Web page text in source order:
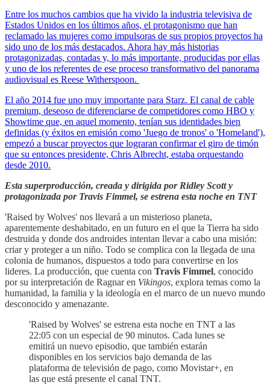
Entre los muchos cambios que ha vivido la industria televisiva de
Estados Unidos en los últimos años, el protagonismo que han
reclamado las mujeres como impulsoras de sus propios proyectos ha
sido uno de los más destacados. Ahora hay más historias
protagonizadas, contadas y, lo más importante, producidas por ellas
y uno de los referentes de ese proceso transformativo del panorama
audiovisual es Reese Witherspoon.
El año 2014 fue uno muy importante para Starz. El canal de cable
premium, deseoso de diferenciarse de competidores como HBO y
Showtime que, en aquel momento, tenían sus identidades bien
definidas (y éxitos en emisión como 'Juego de tronos' o 'Homeland'),
empezó a buscar proyectos que lograran confirmar el giro de timón
que su entonces presidente, Chris Albrecht, estaba orquestando
desde 2010.
Esta superproducción, creada y dirigida por Ridley Scott y
protagonizada por Travis Fimmel, se estrena esta noche en TNT
'Raised by Wolves' nos llevará a un misterioso planeta,
aparentemente deshabitado, en un futuro en el que la Tierra ha sido
destruida y donde dos androides intentan llevar a cabo una misión:
criar y proteger a un niño. Todo se complica con la llegada de una
colonia de humanos, dispuestos a todo para convertirse en los
lideres. La producción, que cuenta con Travis Fimmel, conocido
por su interpretación de Ragnar en Vikingos, explora temas como la
humanidad, la familia y la ideología en el marco de un nuevo mundo
desconocido y amenazante.
'Raised by Wolves' se estrena esta noche en TNT a las
22:05 con un especial de 90 minutos. Cada lunes se
emitirá un nuevo episodio, que también estarán
disponibles en los servicios bajo demanda de las
plataforma de televisión de pago, como Movistar+, en
las que está presente el canal TNT.